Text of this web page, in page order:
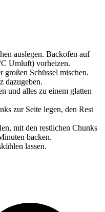
auslegen. Backofen auf
Umluft) vorheizen.
Schüssel mischen.
dazugeben.
und alles zu einem glatten
zur Seite legen, den Rest
mit den restlichen Chunks
backen.
lassen.